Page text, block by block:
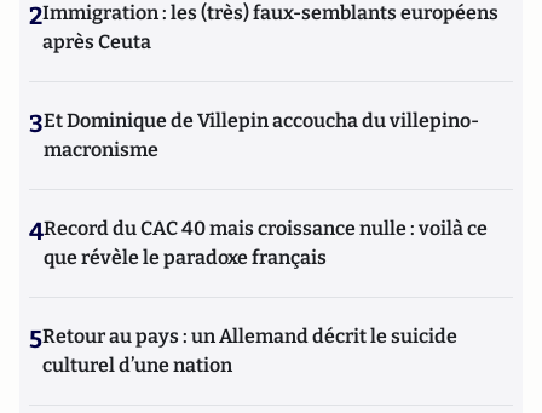
2Immigration : les (très) faux-semblants européens
après Ceuta
3Et Dominique de Villepin accoucha du villepino-
macronisme
4Record du CAC 40 mais croissance nulle : voilà ce
que révèle le paradoxe français
5Retour au pays : un Allemand décrit le suicide
culturel d’une nation